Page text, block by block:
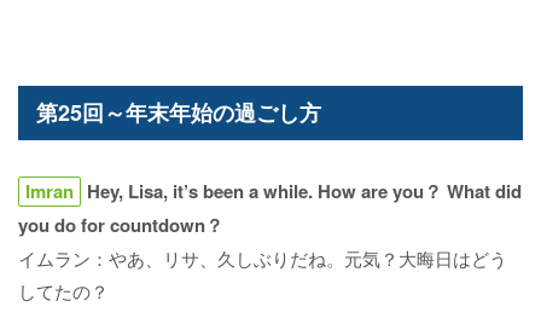
第25回～年末年始の過ごし方
Imran Hey, Lisa, it’s been a while. How are you？ What did
you do for countdown？
イムラン：やあ、リサ、久しぶりだね。元気？大晦日はどう
してたの？